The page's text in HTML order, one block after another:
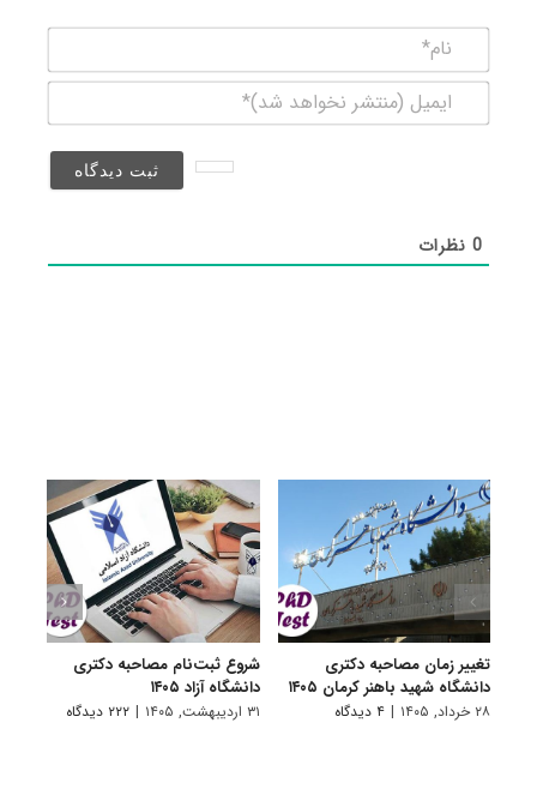
(منتشر
0نظرات
تغییر زمان مصاحبه دکتری
دانشگاه شهید باهنر کرمان ۱۴۰۵
۲۸ خرداد, ۱۴۰۵ | ۴ دیدگاه
شروع ثبت‌نام مصاحبه دکتری
دانشگاه آزاد ۱۴۰۵
۳۱ اردیبهشت, ۱۴۰۵ | ۲۲۲ دیدگاه